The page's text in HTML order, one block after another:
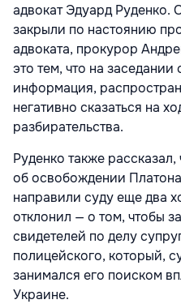
адвокат Эдуард Руденко.
закрыли по настоянию
адвоката, прокурор
это тем, что на заседании
информация,
негативно сказаться на
разбирательства.
Руденко также
об освобождении
направили суду еще два
отклонил — о том, чтобы
свидетелей по делу
полицейского, который,
занимался его поиском
Украине.